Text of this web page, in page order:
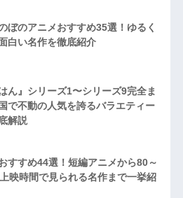
ぼのアニメおすすめ35選！ゆるく
白い名作を徹底紹介
ん』シリーズ1〜シリーズ9完全ま
で不動の人気を誇るバラエティー
解説
すすめ44選！短編アニメから80～
映時間で見られる名作まで一挙紹